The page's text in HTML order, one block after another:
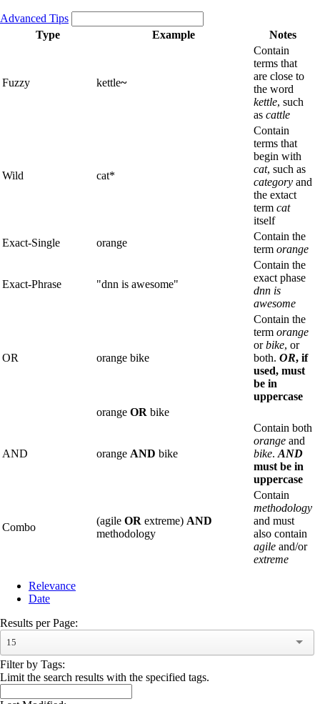
Advanced Tips
Type
Example Notes
Fuzzy kettle~
Contain
terms that
are close to
the word
kettle, such
as cattle
Wild cat*
Contain
terms that
begin with
cat, such as
category and
the extact
term cat
itself
Exact-Single
orange
Contain the
term orange
Exact-Phrase "dnn is awesome"
Contain the
exact phase
dnn is
awesome
OR orange bike
Contain the
term orange
orbike, or
both. OR, if
used, must
be in
uppercase
orange OR bike
AND orange AND bike
Contain both
orange and
bike. AND
must be in
uppercase
Combo
(agile OR extreme) AND
methodology
Contain
methodology
and must
also contain
agile and/or
extreme
Relevance
Date
Results per Page:
15
Filter by Tags:
Limit the search results with the specified tags.